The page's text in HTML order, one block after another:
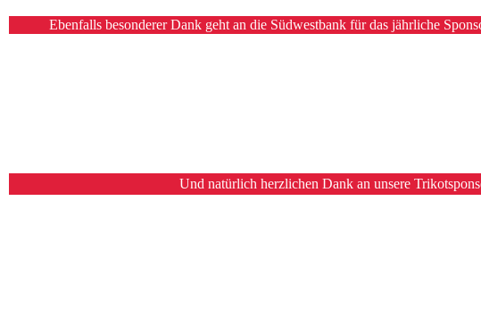
Ebenfalls besonderer Dank geht an die Südwestbank für das jährliche
Und natürlich herzlichen Dank an unsere